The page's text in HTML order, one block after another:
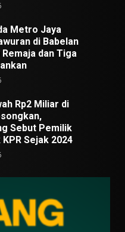
Metro Jaya
di Babelan
Remaja dan Tiga
Rp2 Miliar di
Sebut Pemilik
Sejak 2024